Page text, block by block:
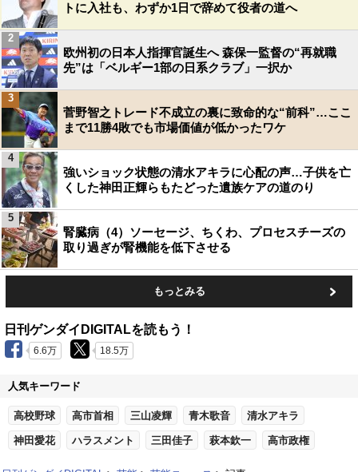
トに入社も、わずか1日で辞めて役者の道へ
欧州初の日本人指揮官誕生へ 森保一監督の“再就職
先”は「ベルギー1部の日系クラブ」一択か
2
菅野智之トレード不成立の裏に致命的な“前科”…ここ
まで11勝4敗でも市場価値が低かったワケ
3
強いショック状態の清水アキラに心配の声…子供を亡
くした神田正輝らもたどった遺族ケアの道のり
4
腎臓病（4）ソーセージ、ちくわ、プロセスチーズの
取り過ぎが腎機能を低下させる
5
もっとみる
日刊ゲンダイDIGITALを読もう！
6.6万 18.5万
人気キーワード
高校野球 高市首相 三山凌輝 青木歌音 清水アキラ
神田愛花 ハラスメント 三田佳子 萩本欽一 高市政権